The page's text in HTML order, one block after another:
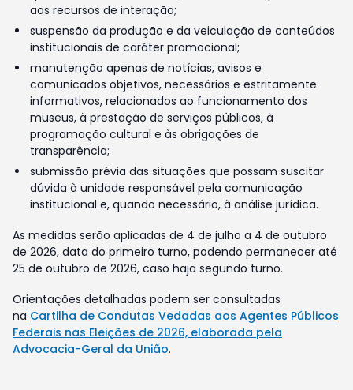
aos recursos de interação;
suspensão da produção e da veiculação de conteúdos
institucionais de caráter promocional;
manutenção apenas de notícias, avisos e
comunicados objetivos, necessários e estritamente
informativos, relacionados ao funcionamento dos
museus, à prestação de serviços públicos, à
programação cultural e às obrigações de
transparência;
submissão prévia das situações que possam suscitar
dúvida à unidade responsável pela comunicação
institucional e, quando necessário, à análise jurídica.
As medidas serão aplicadas de 4 de julho a 4 de outubro
de 2026, data do primeiro turno, podendo permanecer até
25 de outubro de 2026, caso haja segundo turno.
Orientações detalhadas podem ser consultadas
na Cartilha de Condutas Vedadas aos Agentes Públicos
Federais nas Eleições de 2026, elaborada pela
Advocacia-Geral da União.